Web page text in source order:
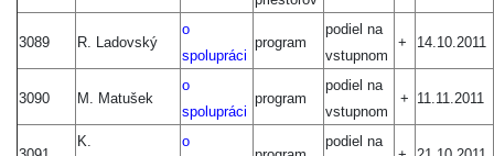
3089 R. Ladovský
o
spolupráci
program
podiel na
vstupnom
+ 14.10.2011
3090 M. Matušek
o
spolupráci
program
podiel na
vstupnom
+ 11.11.2011
K.
o
podiel na